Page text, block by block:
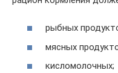
рыбных
мясных
кисломолочных;